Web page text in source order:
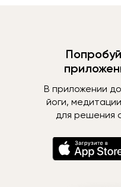
В приложении
йоги,
для решения